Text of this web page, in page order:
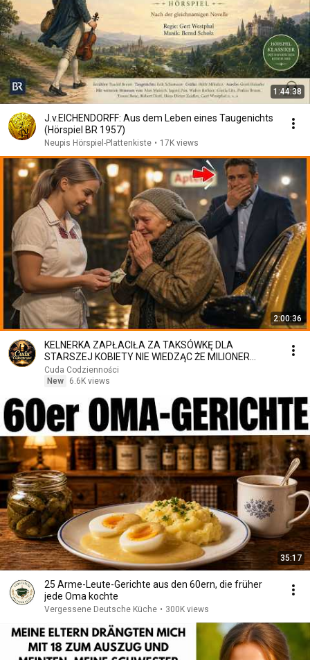
1:44:38
J.v.EICHENDORFF: Aus dem Leben eines Taugenichts
(Hörspiel BR 1957)
Neupis Hörspiel-Plattenkiste • 17K views
2:00:36
KELNERKA ZAPŁACIŁA ZA TAKSÓWKĘ DLA
STARSZEJ KOBIETY NIE WIEDZĄC ŻE MILIONER
PATRZY
Cuda Codzienności
New
6.6K views
35:17
25 Arme-Leute-Gerichte aus den 60ern, die früher
jede Oma kochte
Vergessene Deutsche Küche • 300K views